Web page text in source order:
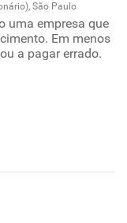
São Paulo
uma empresa que
Em menos
a pagar errado.